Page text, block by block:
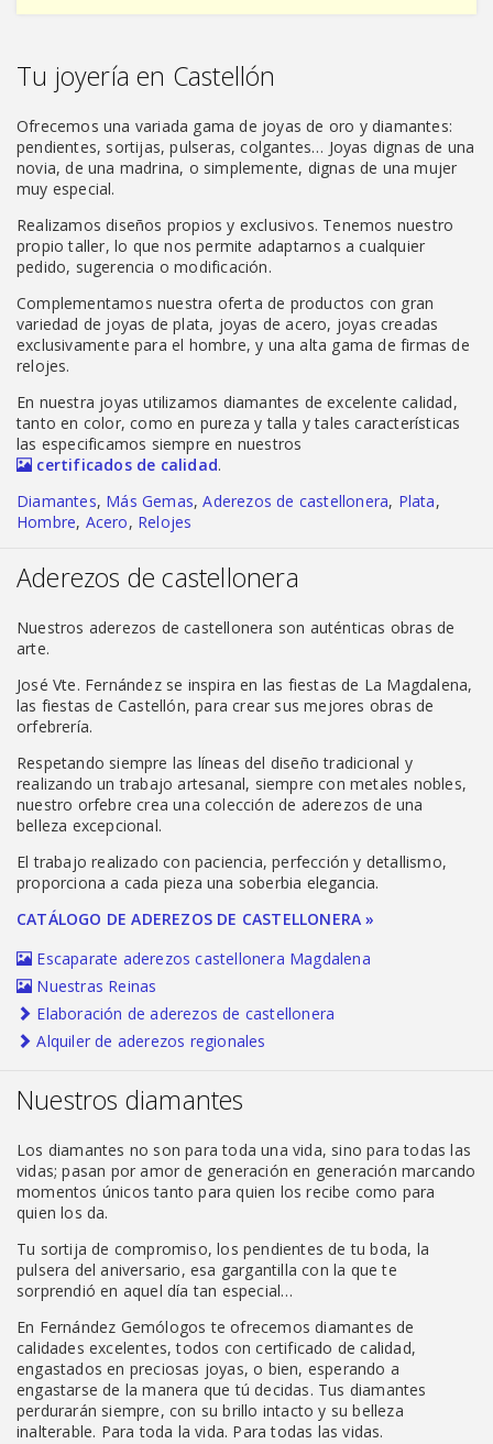
Tu joyería en Castellón
Ofrecemos una variada gama de joyas de oro y diamantes:
pendientes, sortijas, pulseras, colgantes… Joyas dignas de una
novia, de una madrina, o simplemente, dignas de una mujer
muy especial.
Realizamos diseños propios y exclusivos. Tenemos nuestro
propio taller, lo que nos permite adaptarnos a cualquier
pedido, sugerencia o modificación.
Complementamos nuestra oferta de productos con gran
variedad de joyas de plata, joyas de acero, joyas creadas
exclusivamente para el hombre, y una alta gama de firmas de
relojes.
En nuestra joyas utilizamos diamantes de excelente calidad,
tanto en color, como en pureza y talla y tales características
las especificamos siempre en nuestros
certificados de calidad.
Diamantes, Más Gemas,Aderezos de castellonera, Plata,
Hombre, Acero, Relojes
Aderezos de castellonera
Nuestros aderezos de castellonera son auténticas obras de
arte.
José Vte. Fernández se inspira en las fiestas de La Magdalena,
las fiestas de Castellón, para crear sus mejores obras de
orfebrería.
Respetando siempre las líneas del diseño tradicional y
realizando un trabajo artesanal, siempre con metales nobles,
nuestro orfebre crea una colección de aderezos de una
belleza excepcional.
El trabajo realizado con paciencia, perfección y detallismo,
proporciona a cada pieza una soberbia elegancia.
CATÁLOGO DE ADEREZOS DE CASTELLONERA »
Escaparate aderezos castellonera Magdalena
Nuestras Reinas
Elaboración de aderezos de castellonera
Alquiler de aderezos regionales
Nuestros diamantes
Los diamantes no son para toda una vida, sino para todas las
vidas; pasan por amor de generación en generación marcando
momentos únicos tanto para quien los recibe como para
quien los da.
Tu sortija de compromiso, los pendientes de tu boda, la
pulsera del aniversario, esa gargantilla con la que te
sorprendió en aquel día tan especial…
En Fernández Gemólogos te ofrecemos diamantes de
calidades excelentes, todos con certificado de calidad,
engastados en preciosas joyas, o bien, esperando a
engastarse de la manera que tú decidas. Tus diamantes
perdurarán siempre, con su brillo intacto y su belleza
inalterable. Para toda la vida. Para todas las vidas.